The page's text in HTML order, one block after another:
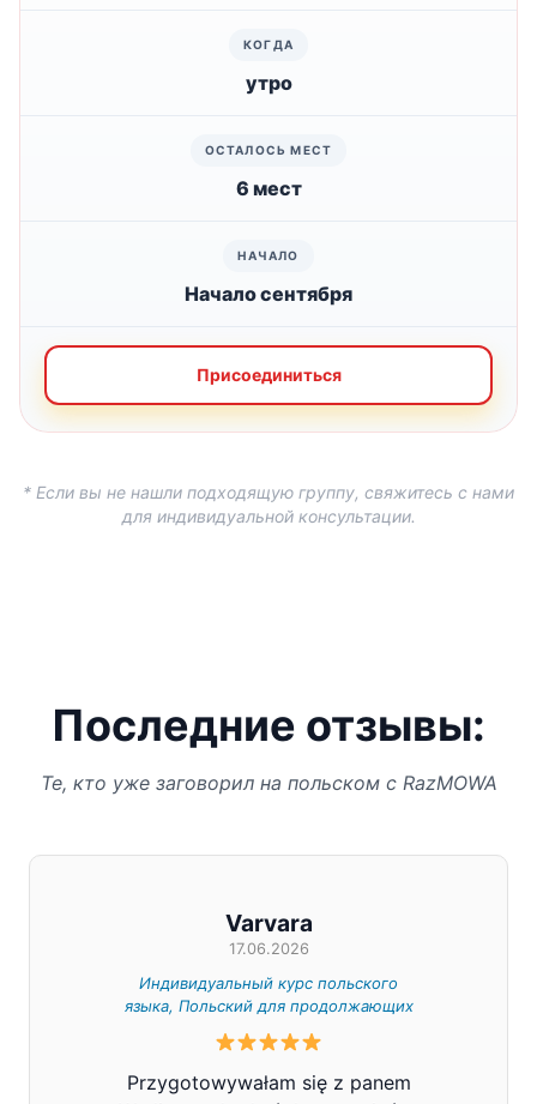
утро
6 мест
Начало сентября
Присоединиться
* Если вы не нашли подходящую группу, свяжитесь с нами
для индивидуальной консультации.
Последние отзывы:
Те, кто уже заговорил на польском с RazMOWA
Varvara
17.06.2026
Индивидуальный курс польского
языка, Польский для продолжающих
Przygotowywałam się z panem